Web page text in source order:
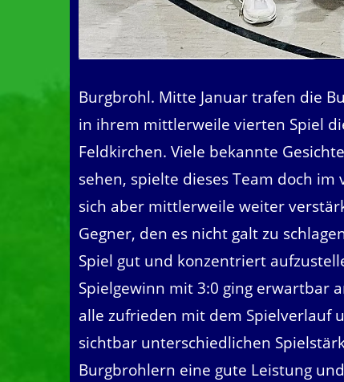
Burgbrohl. Mitte Januar trafen die
in ihrem mittlerweile vierten Spiel
Feldkirchen. Viele bekannte
sehen, spielte dieses Team doch
sich aber mittlerweile weiter
Gegner, den es nicht galt zu
Spiel gut und konzentriert
Spielgewinn mit 3:0 ging erwartbar
alle zufrieden mit dem Spielverlauf
sichtbar unterschiedlichen
Burgbrohlern eine gute Leistung